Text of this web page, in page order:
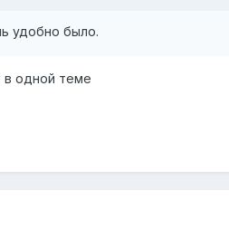
удобно было.
в одной теме